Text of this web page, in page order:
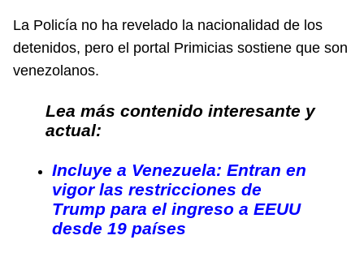
La Policía no ha revelado la nacionalidad de los
detenidos, pero el portal Primicias sostiene que son
venezolanos.
Lea más contenido interesante y
actual:
Incluye a Venezuela: Entran en
vigor las restricciones de
Trump para el ingreso a EEUU
desde 19 países